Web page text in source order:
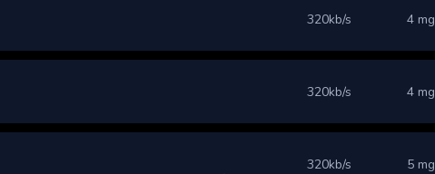
320kb/s 4 mg
320kb/s 4 mg
320kb/s 5 mg